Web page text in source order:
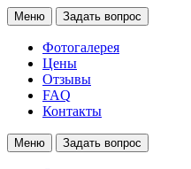
Меню Задать вопрос
Фотогалерея
Цены
Отзывы
FAQ
Контакты
Меню Задать вопрос